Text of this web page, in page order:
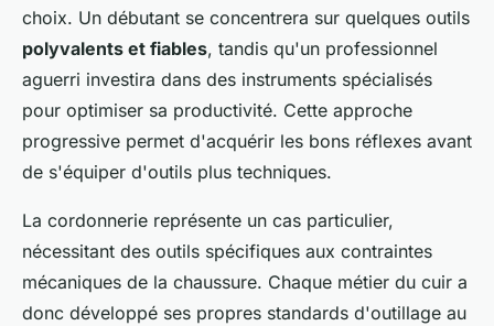
choix. Un débutant se concentrera sur quelques outils
polyvalents et fiables, tandis qu'un professionnel
aguerri investira dans des instruments spécialisés
pour optimiser sa productivité. Cette approche
progressive permet d'acquérir les bons réflexes avant
de s'équiper d'outils plus techniques.
La cordonnerie représente un cas particulier,
nécessitant des outils spécifiques aux contraintes
mécaniques de la chaussure. Chaque métier du cuir a
donc développé ses propres standards d'outillage au